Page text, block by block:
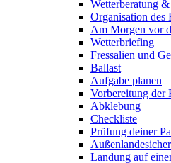
Wetterberatung
Organisation des
Am Morgen vor
Wetterbriefing
Fressalien und
Ballast
Aufgabe planen
Vorbereitung der
Abklebung
Checkliste
Prüfung deiner
Landung auf